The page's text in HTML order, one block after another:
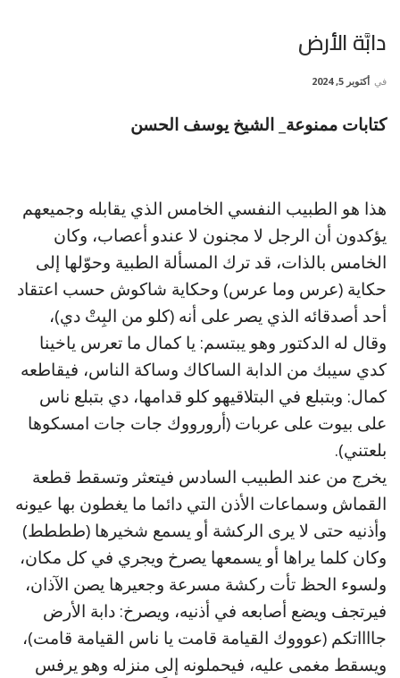
دابَّة الأرض
في أكتوبر 5, 2024
كتابات ممنوعة_ الشيخ يوسف الحسن
هذا هو الطبيب النفسي الخامس الذي يقابله وجميعهم
يؤكدون أن الرجل لا مجنون لا عندو أعصاب، وكان
الخامس بالذات، قد ترك المسألة الطبية وحوّلها إلى
حكاية (عرس وما عرس) وحكاية شاكوش حسب اعتقاد
أحد أصدقائه الذي يصر على أنه (كلو من البِتْ دي)،
وقال له الدكتور وهو يبتسم: يا كمال ما تعرس ياخينا
كدي سيبك من الدابة الساكاك وساكة الناس، فيقاطعه
كمال: وبتبلع في البتلاقيهو كلو قدامها، دي بتبلع ناس
على بيوت على عربات (أرورووك جات جات امسكوها
بلعتني).
يخرج من عند الطبيب السادس فيتعثر وتسقط قطعة
القماش وسماعات الأذن التي دائما ما يغطون بها عيونه
وأذنيه حتى لا يرى الركشة أو يسمع شخيرها (طططط)
وكان كلما يراها أو يسمعها يصرخ ويجري في كل مكان،
ولسوء الحظ تأت ركشة مسرعة وجعيرها يصن الآذان،
فيرتجف ويضع أصابعه في أذنيه، ويصرخ: دابة الأرض
جااااتكم (عوووك القيامة قامت يا ناس القيامة قامت)،
ويسقط مغمى عليه، فيحملونه إلى منزله وهو يرفس